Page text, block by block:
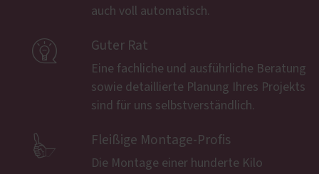
auch voll automatisch.
 Guter Rat
Eine fachliche und ausführliche Beratung
sowie detaillierte Planung Ihres Projekts
sind für uns selbstverständlich.
 Fleißige Montage-Profis
Die Montage einer hunderte Kilo